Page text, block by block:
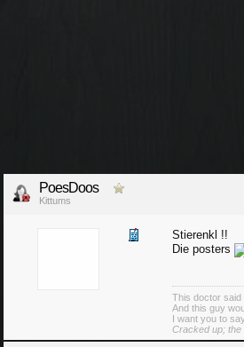
PoesDoos
Kittums
Stierenkl !!
Die posters
This doctor said
And this guy
I want you to
Cracked up; the